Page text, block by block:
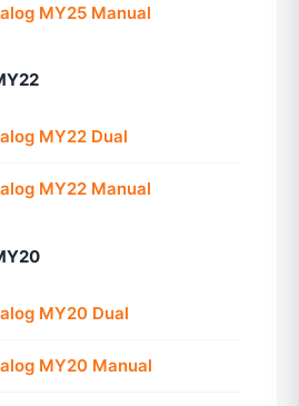
MY25 Manual
MY22 Dual
MY22 Manual
MY20 Dual
MY20 Manual